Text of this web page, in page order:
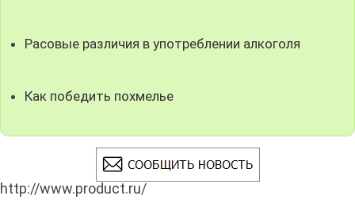
Расовые различия в употреблении алкоголя
Как победить похмелье
http://www.product.ru/